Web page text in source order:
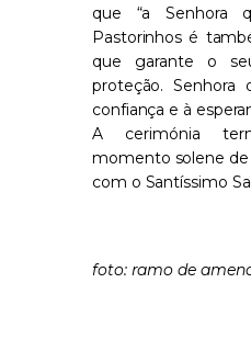
que “a Senhora
Pastorinhos é
que garante o
proteção. Senhora
confiança e à
A cerimónia
momento solene de
com o Santíssimo
foto: ramo de